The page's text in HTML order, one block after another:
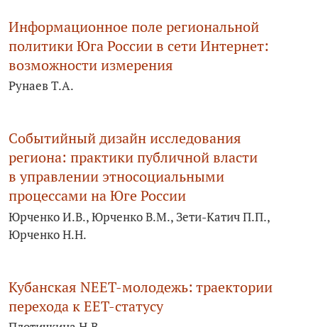
Информационное поле региональной
политики Юга России в сети Интернет:
возможности измерения
Рунаев Т.А.
Событийный дизайн исследования
региона: практики публичной власти
в управлении этносоциальными
процессами на Юге России
Юрченко И.В., Юрченко В.М., Зети-­Катич П.П.,
Юрченко Н.Н.
Кубанская NEET-молодежь: траектории
перехода к EET-статусу